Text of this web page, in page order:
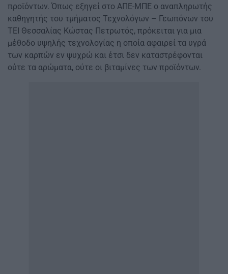
προϊόντων. Όπως εξηγεί στο ΑΠΕ-ΜΠΕ ο αναπληρωτής
καθηγητής του τμήματος Τεχνολόγων – Γεωπόνων του
ΤΕΙ Θεσσαλίας Κώστας Πετρωτός, πρόκειται για μια
μέθοδο υψηλής τεχνολογίας η οποία αφαιρεί τα υγρά
των καρπών εν ψυχρώ και έτσι δεν καταστρέφονται
ούτε τα αρώματα, ούτε οι βιταμίνες των προϊόντων.